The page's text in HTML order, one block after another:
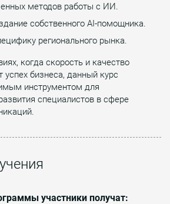
методов работы с ИИ.
собственного AI-помощника.
регионального рынка.
когда скорость и качество
успех бизнеса, данный курс
инструментом для
специалистов в сфере
участники получат: